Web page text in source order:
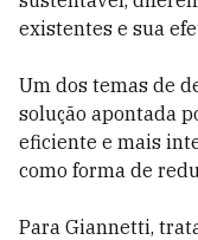
existentes e sua
Um dos temas de
solução apontada
eficiente e mais
como forma de
Para Giannetti,